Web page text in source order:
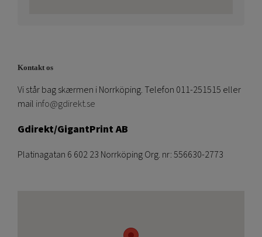
Kontakt os
Vi står bag skærmen i Norrköping. Telefon 011-251515 eller
mail info@gdirekt.se
Gdirekt/GigantPrint AB
Platinagatan 6 602 23 Norrköping Org. nr: 556630-2773